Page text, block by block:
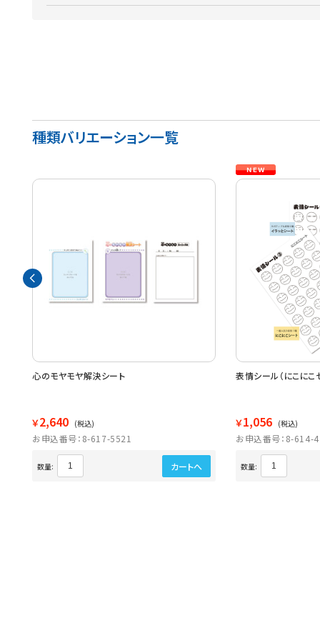
種類バリエーション一覧
心のモヤモヤ解決シート
￥2,640 (税込)
お申込番号：8-617-5521
数量: カートへ
表情シール（にこにこ
￥1,056 (税込)
お申込番号：8-614-
数量: